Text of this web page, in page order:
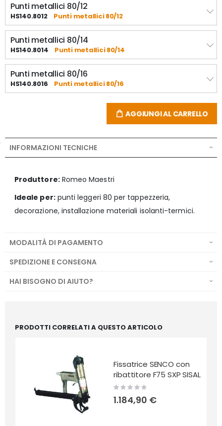
Punti metallici 80/12
HS140.8012 Punti metallici 80/12
Punti metallici 80/14
HS140.8014 Punti metallici 80/14
Punti metallici 80/16
HS140.8016 Punti metallici 80/16
AGGIUNGI AL CARRELLO
INFORMAZIONI TECNICHE
Produttore:Romeo Maestri
Ideale per:punti leggeri 80 per tappezzeria,
decorazione, installazione materiali isolanti-termici.
MODALITÀ DI PAGAMENTO
SPEDIZIONE E CONSEGNA
HAI BISOGNO DI AIUTO?
PRODOTTI CORRELATI A QUESTO ARTICOLO
Fissatrice SENCO con
ribattitore F75 SXP SISAL
Rating:
0%
1.184,90 €